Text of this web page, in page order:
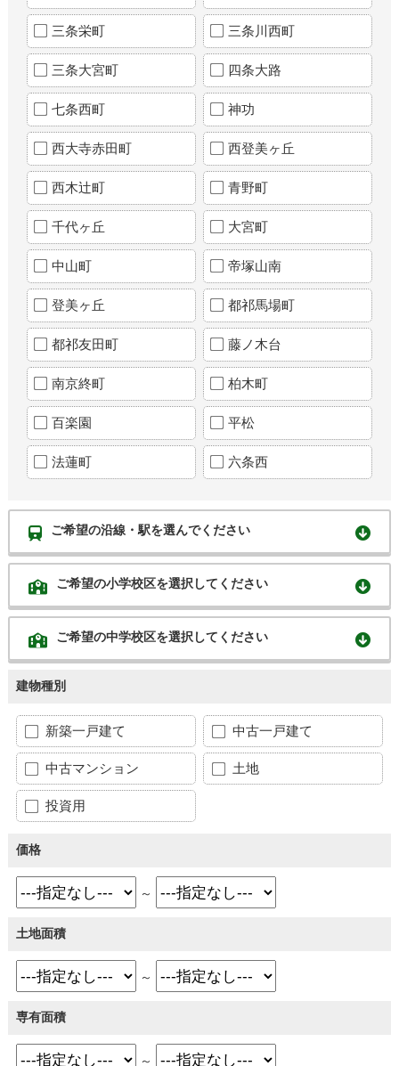
三条栄町 三条川西町
三条大宮町 四条大路
七条西町 神功
西大寺赤田町 西登美ヶ丘
西木辻町 青野町
千代ヶ丘 大宮町
中山町 帝塚山南
登美ヶ丘 都祁馬場町
都祁友田町 藤ノ木台
南京終町 柏木町
百楽園 平松
法蓮町 六条西
ご希望の沿線・駅を選んでください
ご希望の小学校区を選択してください
ご希望の中学校区を選択してください
建物種別
新築一戸建て 中古一戸建て
中古マンション 土地
投資用
価格
～
土地面積
～
専有面積
～